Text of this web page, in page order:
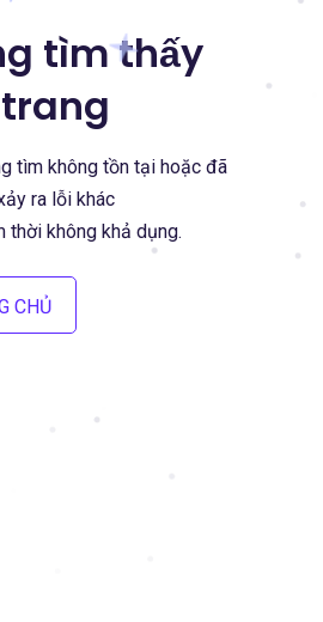
tìm thấy
trang
tìm không tồn tại hoặc đã
ra lỗi khác
thời không khả dụng.
CHỦ